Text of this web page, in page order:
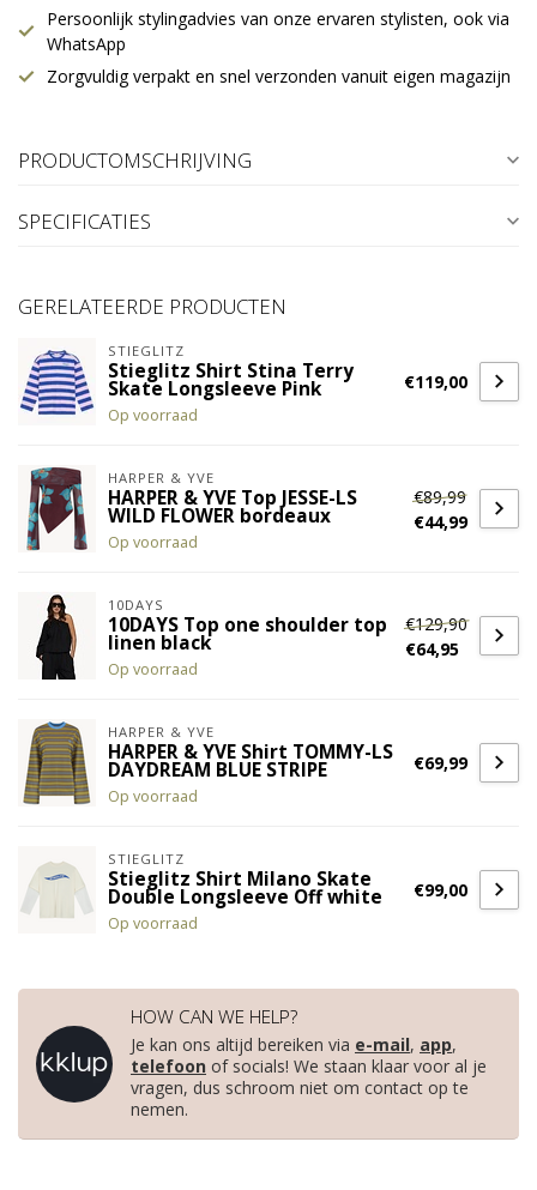
Persoonlijk stylingadvies van onze ervaren stylisten, ook via
WhatsApp
Zorgvuldig verpakt en snel verzonden vanuit eigen magazijn
PRODUCTOMSCHRIJVING
SPECIFICATIES
GERELATEERDE PRODUCTEN
STIEGLITZ
Stieglitz Shirt Stina Terry
Skate Longsleeve Pink
Op voorraad
€119,00
HARPER & YVE
HARPER & YVE Top JESSE-LS
WILD FLOWER bordeaux
Op voorraad
€89,99
€44,99
10DAYS
10DAYS Top one shoulder top
linen black
Op voorraad
€129,90
€64,95
HARPER & YVE
HARPER & YVE Shirt TOMMY-LS
DAYDREAM BLUE STRIPE
Op voorraad
€69,99
STIEGLITZ
Stieglitz Shirt Milano Skate
Double Longsleeve Off white
Op voorraad
€99,00
HOW CAN WE HELP?
Je kan ons altijd bereiken via e-mail, app,
telefoon of socials! We staan klaar voor al je
vragen, dus schroom niet om contact op te
nemen.